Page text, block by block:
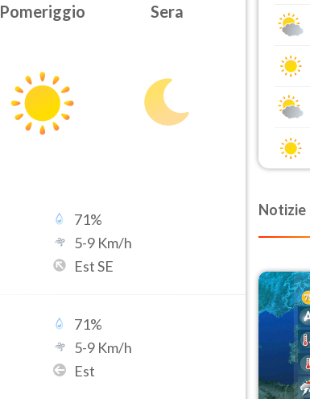
Pomeriggio Sera
71%
5-9 Km/h
Est SE
71%
5-9 Km/h
Est
Notizie